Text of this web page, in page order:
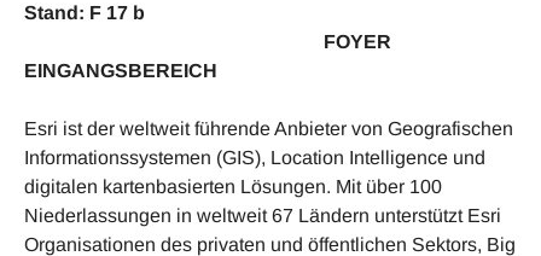
Stand: F 17 b
FOYER
EINGANGSBEREICH
Esri ist der weltweit führende Anbieter von Geografischen
Informationssystemen (GIS), Location Intelligence und
digitalen kartenbasierten Lösungen. Mit über 100
Niederlassungen in weltweit 67 Ländern unterstützt Esri
Organisationen des privaten und öffentlichen Sektors, Big